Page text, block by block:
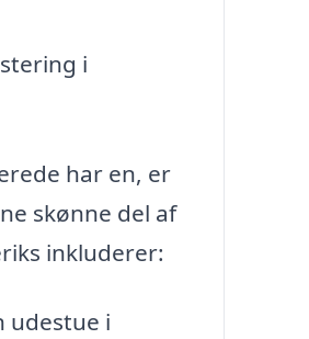
i
har en, er
skønne del af
inkluderer:
udestue i